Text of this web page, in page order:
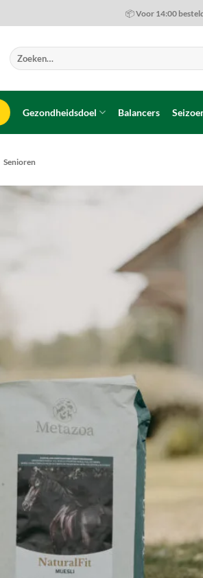
📦 Voor 14:00
Zoeken
naar:
Gezondheidsdoel Balancers
Senioren